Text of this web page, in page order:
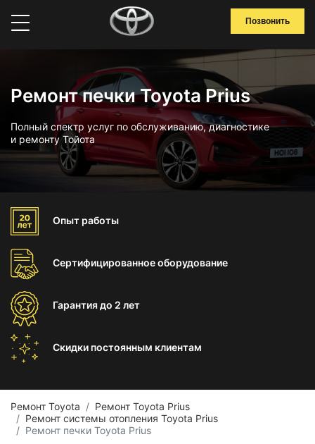
Позвонить
Ремонт печки Toyota Prius
Полный спектр услуг по обслуживанию, диагностике
и ремонту Тойота
Опыт работы
Сертифицированноеоборудование
Гарантиядо 2 лет
Скидки постоянным клиентам
Ремонт Toyota
Ремонт Toyota Prius
Ремонт системы отопления Toyota Prius
Ремонт печки Toyota Prius